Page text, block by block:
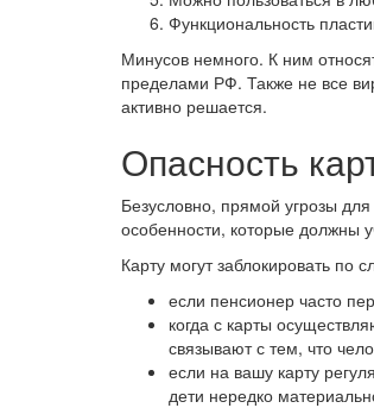
Функциональность
Минусов немного. К ним
пределами РФ. Также не все
активно решается.
Опасность
Безусловно, прямой угрозы
особенности, которые должны
Карту могут заблокировать
если пенсионер часто
когда с карты
связывают с тем, что
если на вашу карту
дети нередко